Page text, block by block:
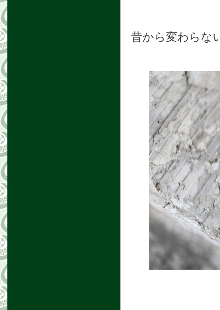
昔から変わらな